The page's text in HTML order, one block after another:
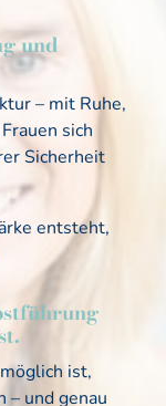
und
– mit Ruhe,
sich
Sicherheit
ist,
– und genau